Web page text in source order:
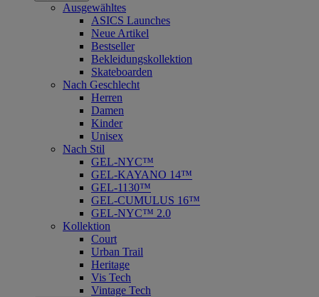
Ausgewähltes
ASICS Launches
Neue Artikel
Bestseller
Bekleidungskollektion
Skateboarden
Nach Geschlecht
Herren
Damen
Kinder
Unisex
Nach Stil
GEL-NYC™
GEL-KAYANO 14™
GEL-1130™
GEL-CUMULUS 16™
GEL-NYC™ 2.0
Kollektion
Court
Urban Trail
Heritage
Vis Tech
Vintage Tech